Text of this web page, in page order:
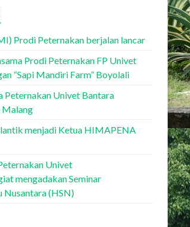
Prodi Peternakan berjalan lancar
Prodi Peternakan FP Univet
“Sapi Mandiri Farm” Boyolali
Peternakan Univet Bantara
Malang
menjadi Ketua HIMAPENA
Univet
mengadakan Seminar
Nusantara (HSN)